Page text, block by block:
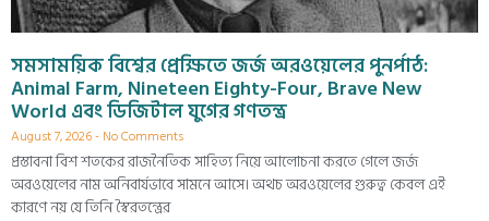
সমসাময়িক বিশ্বের প্রেক্ষিতে জর্জ অরওয়েলের পুনর্পাঠ:
Animal Farm, Nineteen Eighty-Four, Brave New
World এবং ডিজিটাল যুগের গণতন্ত্র
August 7, 2026 No Comments
প্রস্তাবনা বিশ শতকের রাজনৈতিক সাহিত্য নিয়ে আলোচনা করতে গেলে জর্জ
অরওয়েলের নাম অনিবার্যভাবে সামনে আসে। অথচ অরওয়েলের গুরুত্ব কেবল এই
কারণে নয় যে তিনি স্বৈরতন্ত্রের